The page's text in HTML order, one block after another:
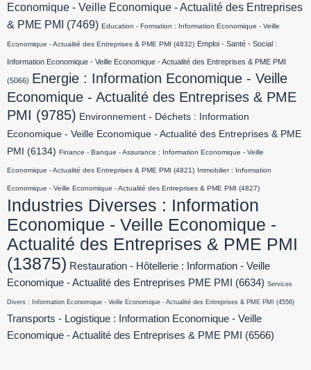
Economique - Veille Economique - Actualité des Entreprises
& PME PMI
(7469) Education - Formation : Information Economique - Veille
Economique - Actualité des Entreprises & PME PMI (4832) Emploi - Santé - Social :
Information Economique - Veille Economique - Actualité des Entreprises & PME PMI
(5066) Energie : Information Economique - Veille
Economique - Actualité des Entreprises & PME
PMI (9785) Environnement - Déchets : Information
Economique - Veille Economique - Actualité des Entreprises & PME
PMI
(6134) Finance - Banque - Assurance : Information Economique - Veille
Economique - Actualité des Entreprises & PME PMI (4821) Immobilier : Information
Economique - Veille Economique - Actualité des Entreprises & PME PMI (4827)
Industries Diverses : Information
Economique - Veille Economique -
Actualité des Entreprises & PME PMI
(13875) Restauration - Hôtellerie : Information - Veille
Economique - Actualité des Entreprises PME PMI
(6634) Services
Divers : Information Economique - Veille Economique - Actualité des Entreprises & PME PMI (4556)
Transports - Logistique : Information Economique - Veille
Economique - Actualité des Entreprises & PME PMI
(6566)